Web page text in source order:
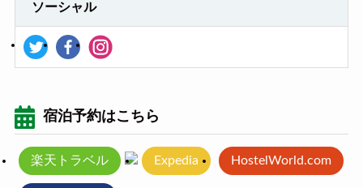
ソーシャル
宿泊予約はこちら
楽天トラベル Expedia HostelWorld.com